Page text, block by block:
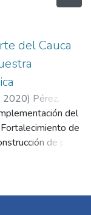
del Cauca
2020) Pérez,
;Espitia Pérez,del
de
de paz y